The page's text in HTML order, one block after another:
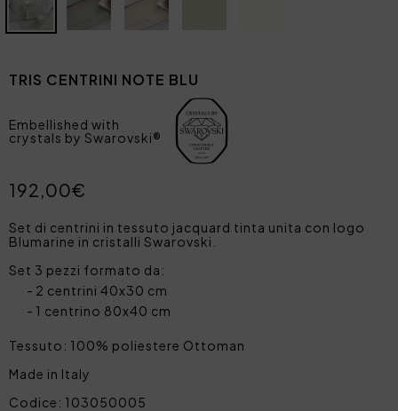
TRIS CENTRINI NOTE BLU
Embellished with
crystals by Swarovski®
192,00€
Set di centrini in tessuto jacquard tinta unita con logo
Blumarine in cristalli Swarovski.
Set 3 pezzi formato da:
2 centrini 40x30 cm
1 centrino 80x40 cm
Tessuto: 100% poliestere Ottoman
Made in Italy
Codice: 103050005